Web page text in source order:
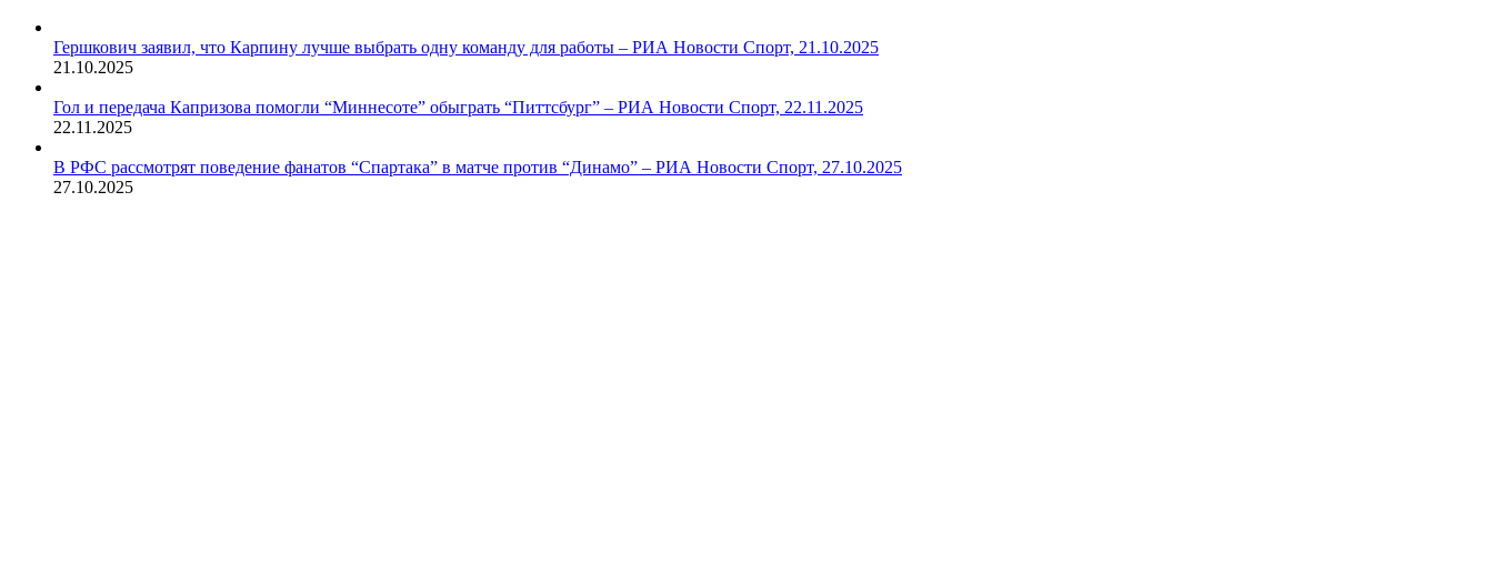
Гершкович заявил, что Карпину лучше выбрать одну команду для работы – РИА Новости Спорт, 21.10.2025
21.10.2025
Гол и передача Капризова помогли “Миннесоте” обыграть “Питтсбург” – РИА Новости Спорт, 22.11.2025
22.11.2025
В РФС рассмотрят поведение фанатов “Спартака” в матче против “Динамо” – РИА Новости Спорт, 27.10.2025
27.10.2025